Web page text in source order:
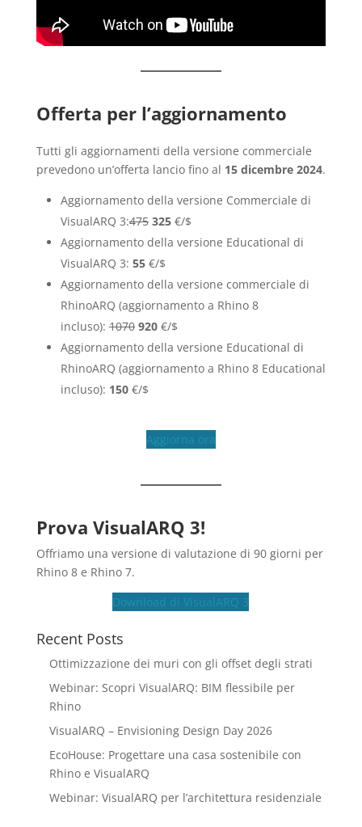
Offerta per l’aggiornamento
Tutti gli aggiornamenti della versione commerciale
prevedono un’offerta lancio fino al 15 dicembre 2024.
Aggiornamento della versione Commerciale di
VisualARQ 3:475325 €/$
Aggiornamento della versione Educational di
VisualARQ 3: 55€/$
Aggiornamento della versione commerciale di
RhinoARQ (aggiornamento a Rhino 8
incluso):1070 920 €/$
Aggiornamento della versione Educational di
RhinoARQ (aggiornamento a Rhino 8 Educational
incluso): 150€/$
Aggiorna ora
Prova VisualARQ 3!
Offriamo una versione di valutazione di 90 giorni per
Rhino 8 e Rhino 7.
Download di VisualARQ 3
Recent Posts
Ottimizzazione dei muri con gli offset degli strati
Webinar: Scopri VisualARQ: BIM flessibile per
Rhino
VisualARQ – Envisioning Design Day 2026
EcoHouse: Progettare una casa sostenibile con
Rhino e VisualARQ
Webinar: VisualARQ per l’architettura residenziale